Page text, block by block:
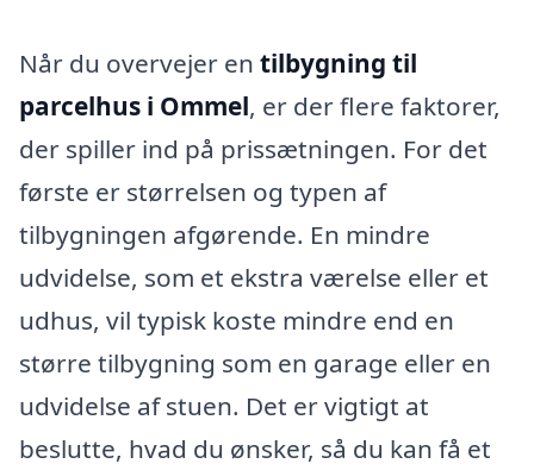
Når du overvejer en tilbygning til
parcelhus i Ommel, er der flere faktorer,
der spiller ind på prissætningen. For det
første er størrelsen og typen af
tilbygningen afgørende. En mindre
udvidelse, som et ekstra værelse eller et
udhus, vil typisk koste mindre end en
større tilbygning som en garage eller en
udvidelse af stuen. Det er vigtigt at
beslutte, hvad du ønsker, så du kan få et